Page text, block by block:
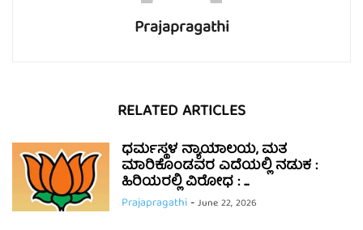
Prajapragathi
RELATED ARTICLES
ಧರ್ಮಸ್ಥಳ ನ್ಯಾಯಾಲಯ, ಮತ
ಮಾರಿಕೊಂಡವರ ಎದೆಯಲ್ಲಿ ನಡುಕ :
ಹಿರಿಯರಲ್ಲಿ ವಿರೋಧ : ...
Prajapragathi-June 22, 2026